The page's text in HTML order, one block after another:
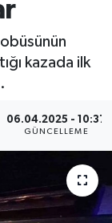
kazada ilk
06.04.2025 - 10:37
GÜNCELLEME